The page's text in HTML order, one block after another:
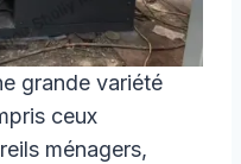
grande variété
ceux
ménagers,